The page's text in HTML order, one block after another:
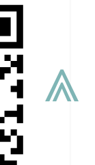
⩓